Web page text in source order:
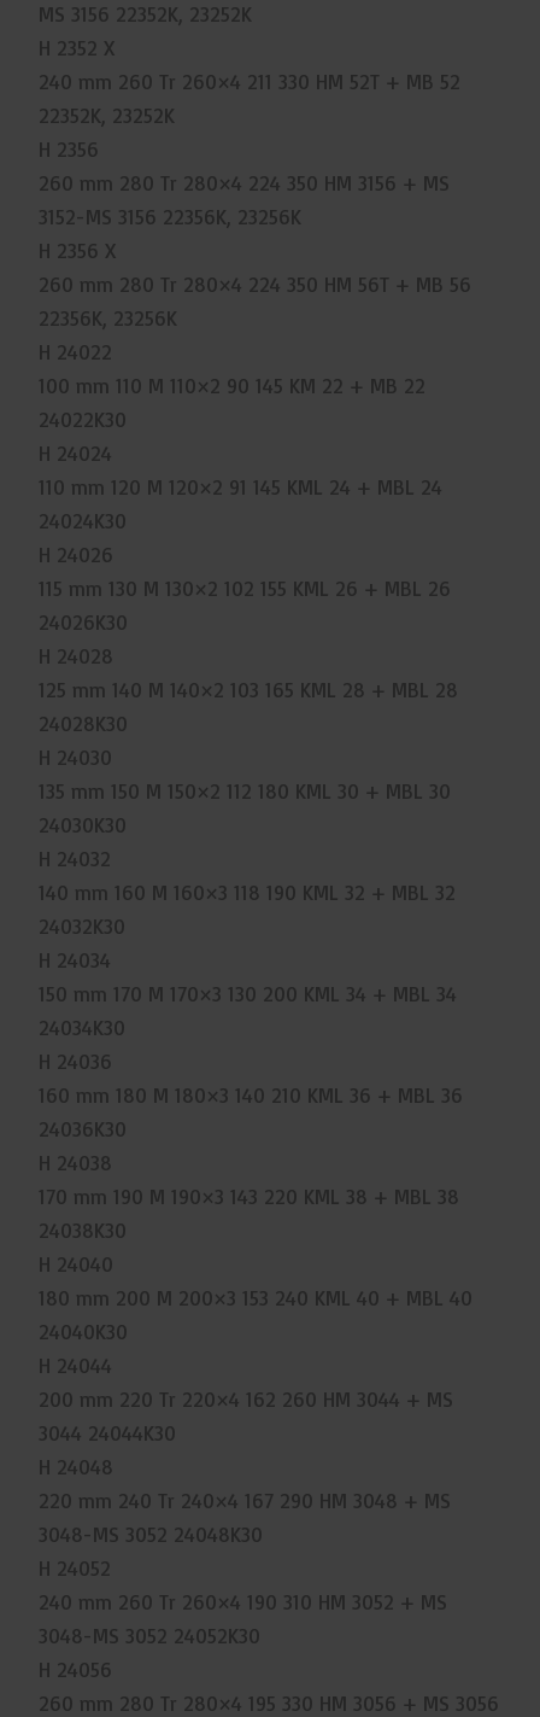
MS 3156 22352K, 23252K
H 2352 X
240 mm 260 Tr 260×4 211 330 HM 52T + MB 52
22352K, 23252K
H 2356
260 mm 280 Tr 280×4 224 350 HM 3156 + MS
3152-MS 3156 22356K, 23256K
H 2356 X
260 mm 280 Tr 280×4 224 350 HM 56T + MB 56
22356K, 23256K
H 24022
100 mm 110 M 110×2 90 145 KM 22 + MB 22
24022K30
H 24024
110 mm 120 M 120×2 91 145 KML 24 + MBL 24
24024K30
H 24026
115 mm 130 M 130×2 102 155 KML 26 + MBL 26
24026K30
H 24028
125 mm 140 M 140×2 103 165 KML 28 + MBL 28
24028K30
H 24030
135 mm 150 M 150×2 112 180 KML 30 + MBL 30
24030K30
H 24032
140 mm 160 M 160×3 118 190 KML 32 + MBL 32
24032K30
H 24034
150 mm 170 M 170×3 130 200 KML 34 + MBL 34
24034K30
H 24036
160 mm 180 M 180×3 140 210 KML 36 + MBL 36
24036K30
H 24038
170 mm 190 M 190×3 143 220 KML 38 + MBL 38
24038K30
H 24040
180 mm 200 M 200×3 153 240 KML 40 + MBL 40
24040K30
H 24044
200 mm 220 Tr 220×4 162 260 HM 3044 + MS
3044 24044K30
H 24048
220 mm 240 Tr 240×4 167 290 HM 3048 + MS
3048-MS 3052 24048K30
H 24052
240 mm 260 Tr 260×4 190 310 HM 3052 + MS
3048-MS 3052 24052K30
H 24056
260 mm 280 Tr 280×4 195 330 HM 3056 + MS 3056